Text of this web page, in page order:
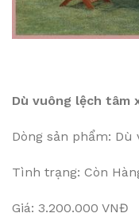
Dù vuông lệch tâm
Dòng sản phẩm:
Tình trạng: Còn
Giá: 3.200.000 VNĐ